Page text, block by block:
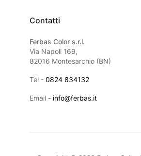
Contatti
Ferbas Color s.r.l.
Via Napoli 169,
82016 Montesarchio (BN)
Tel - 0824 834132
Email - info@ferbas.it